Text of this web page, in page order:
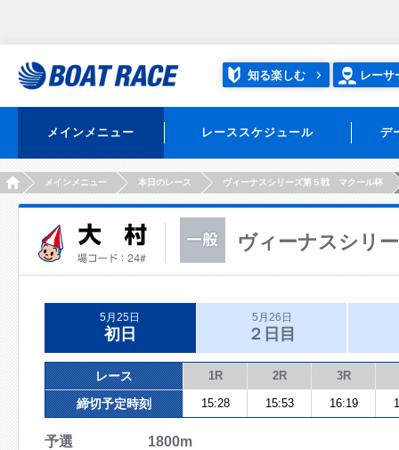
知る楽しむ レーサ
メインメニュー レーススケジュール デ
HOMEメインメニュー 本日のレース ヴィーナスシリーズ第５戦 マクール杯
ヴィーナスシリ
5月25日
初日
5月26日
２日目
レース 1R 2R 3R
締切予定時刻 15:28 15:53 16:19
予選 1800m